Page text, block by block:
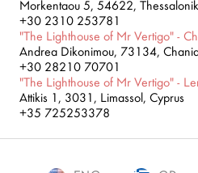
Morkentaou 5, 54622,
+30 2310 253781
"The Lighthouse of Mr Vertigo" -
Andrea Dikonimou, 73134,
+30 28210 70701
"The Lighthouse of Mr Vertigo" -
Attikis 1, 3031, Limassol, Cyprus
+35 725253378